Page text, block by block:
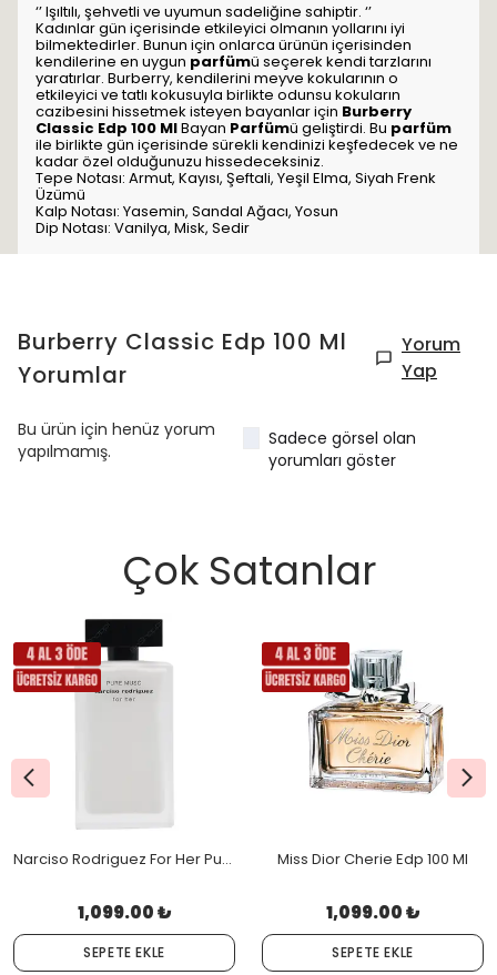
‘’ Işıltılı, şehvetli ve uyumun sadeliğine sahiptir. ‘’
Kadınlar gün içerisinde etkileyici olmanın yollarını iyi
bilmektedirler. Bunun için onlarca ürünün içerisinden
kendilerine en uygun parfümü seçerek kendi tarzlarını
yaratırlar. Burberry, kendilerini meyve kokularının o
etkileyici ve tatlı kokusuyla birlikte odunsu kokuların
cazibesini hissetmek isteyen bayanlar için Burberry
Classic Edp 100 MlBayan Parfümü geliştirdi. Bu parfüm
ile birlikte gün içerisinde sürekli kendinizi keşfedecek ve ne
kadar özel olduğunuzu hissedeceksiniz.
Tepe Notası: Armut, Kayısı, Şeftali, Yeşil Elma, Siyah Frenk
Üzümü
Kalp Notası: Yasemin, Sandal Ağacı, Yosun
Dip Notası: Vanilya, Misk, Sedir
Burberry Classic Edp 100 Ml
Yorumlar
Yorum
Yap
Bu ürün için henüz yorum
yapılmamış.
Sadece görsel olan
yorumları göster
Çok Satanlar
Narciso Rodriguez For Her Pure Musc Edp 100 Ml
1,099.00 ₺
SEPETE EKLE
Miss Dior Cherie Edp 100 Ml
1,099.00 ₺
SEPETE EKLE